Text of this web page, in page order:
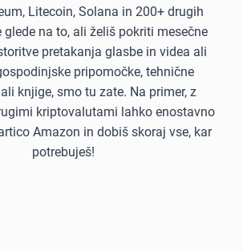
Litecoin, Solana in 200+ drugih
glede na to, ali želiš pokriti mesečne
pretakanja glasbe in videa ali
pripomočke, tehnične
knjige, smo tu zate. Na primer, z
kriptovalutami lahko enostavno
Amazon in dobiš skoraj vse, kar
potrebuješ!